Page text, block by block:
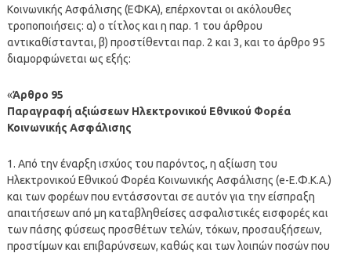
Κοινωνικής Ασφάλισης (ΕΦΚΑ), επέρχονται οι ακόλουθες
τροποποιήσεις: α) ο τίτλος και η παρ. 1 του άρθρου
αντικαθίστανται, β) προστίθενται παρ. 2 και 3, και το άρθρο 95
διαμορφώνεται ως εξής:
«Άρθρο 95
Παραγραφή αξιώσεων Ηλεκτρονικού Εθνικού Φορέα
Κοινωνικής Ασφάλισης
1. Από την έναρξη ισχύος του παρόντος, η αξίωση του
Ηλεκτρονικού Εθνικού Φορέα Κοινωνικής Ασφάλισης (e-Ε.Φ.Κ.Α.)
και των φορέων που εντάσσονται σε αυτόν για την είσπραξη
απαιτήσεων από μη καταβληθείσες ασφαλιστικές εισφορές και
των πάσης φύσεως προσθέτων τελών, τόκων, προσαυξήσεων,
προστίμων και επιβαρύνσεων, καθώς και των λοιπών ποσών που